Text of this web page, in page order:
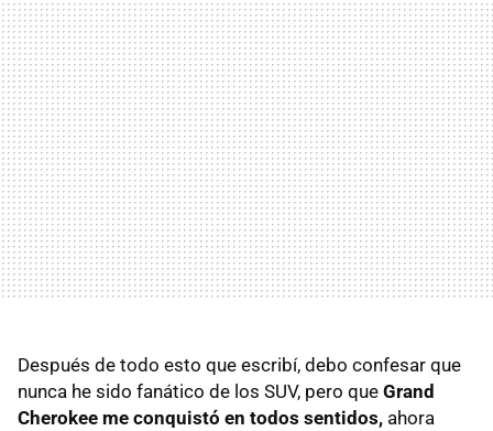
Después de todo esto que escribí, debo confesar que
nunca he sido fanático de los SUV, pero que Grand
Cherokee me conquistó en todos sentidos, ahora